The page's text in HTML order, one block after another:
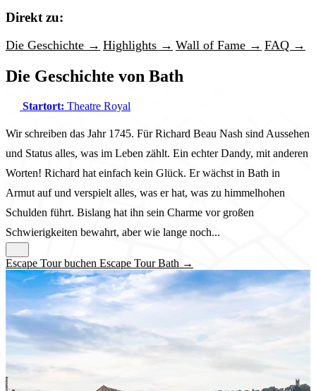
Direkt zu:
Die Geschichte → Highlights → Wall of Fame → FAQ →
Die Geschichte von Bath
Startort: Theatre Royal
Wir schreiben das Jahr 1745. Für Richard Beau Nash sind Aussehen
und Status alles, was im Leben zählt. Ein echter Dandy, mit anderen
Worten! Richard hat einfach kein Glück. Er wächst in Bath in
Armut auf und verspielt alles, was er hat, was zu himmelhohen
Schulden führt. Bislang hat ihn sein Charme vor großen
Schwierigkeiten bewahrt, aber wie lange noch...
Escape Tour buchen Escape Tour Bath →